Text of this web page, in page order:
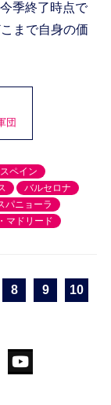
季終了時点で
まで自身の価
団
スペイン
バルセロナ
パニョーラ
マドリード
8 9 10